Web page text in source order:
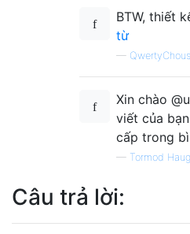
BTW, thiết
từ
—
Xin chào
viết của
cấp trong
— Tormod
Câu trả lời: